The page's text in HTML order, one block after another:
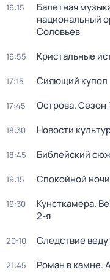
16:15
Балетная
национальный
Соловьев
16:55 Кристальные
17:15 Сияющий купол
17:45 Острова. Сезон
18:30 Новости
18:45 Библейский
19:15 Спокойной
19:30 Кунсткамера.
2-я
20:10 Следствие
21:45 Роман в камне.